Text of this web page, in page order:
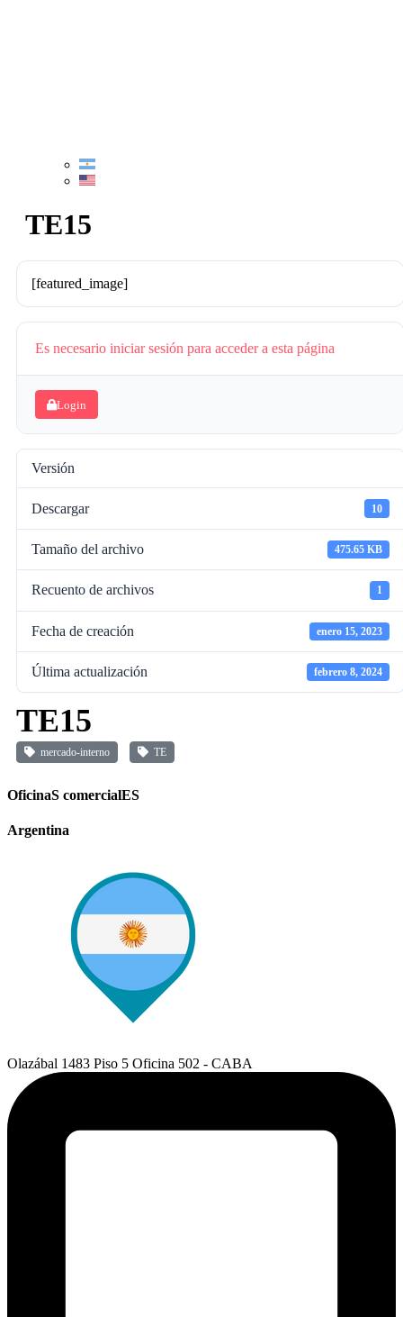
TE15
[featured_image]
Es necesario iniciar sesión para acceder a esta página
Login
Versión
Descargar 10
Tamaño del archivo 475.65 KB
Recuento de archivos 1
Fecha de creación enero 15, 2023
Última actualización febrero 8, 2024
TE15
mercado-interno TE
OficinaS comercialES
Argentina
Olazábal 1483 Piso 5 Oficina 502 - CABA